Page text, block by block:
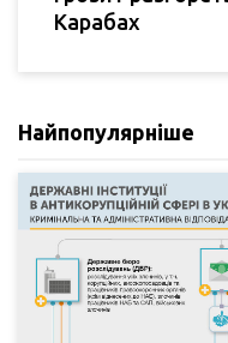
Карабах
Найпопулярніше